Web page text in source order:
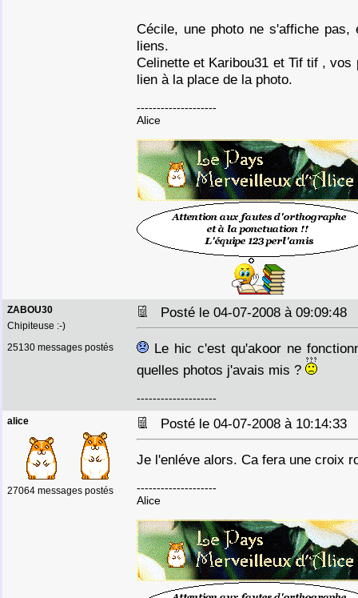
Cécile, une photo ne s'affiche
liens.
Celinette et Karibou31 et Tif tif ,
lien à la place de la photo.
--------------------
Alice
ZABOU30
Chipiteuse :-)
25130 messages postés
Posté le 04-07-2008 à 09:09:48
Le hic c'est qu'akoor ne
quelles photos j'avais mis ?
--------------------
alice
27064 messages postés
Posté le 04-07-2008 à 10:14:33
Je l'enléve alors. Ca fera une croix
--------------------
Alice